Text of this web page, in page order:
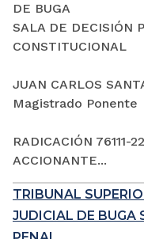
DE BUGA
SALA DE DECISIÓN
CONSTITUCIONAL
JUAN CARLOS
Magistrado Ponente
RADICACIÓN
ACCIONANTE...
TRIBUNAL
JUDICIAL DE BUGA